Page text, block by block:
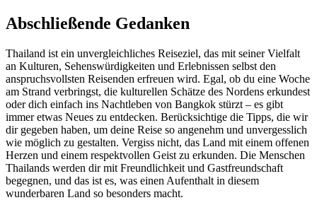
Abschließende Gedanken
Thailand ist ein unvergleichliches Reiseziel, das mit seiner Vielfalt
an Kulturen, Sehenswürdigkeiten und Erlebnissen selbst den
anspruchsvollsten Reisenden erfreuen wird. Egal, ob du eine Woche
am Strand verbringst, die kulturellen Schätze des Nordens erkundest
oder dich einfach ins Nachtleben von Bangkok stürzt – es gibt
immer etwas Neues zu entdecken. Berücksichtige die Tipps, die wir
dir gegeben haben, um deine Reise so angenehm und unvergesslich
wie möglich zu gestalten. Vergiss nicht, das Land mit einem offenen
Herzen und einem respektvollen Geist zu erkunden. Die Menschen
Thailands werden dir mit Freundlichkeit und Gastfreundschaft
begegnen, und das ist es, was einen Aufenthalt in diesem
wunderbaren Land so besonders macht.